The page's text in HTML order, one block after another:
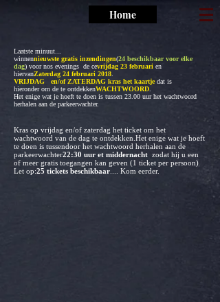
Home
Laatste minuut...
winnennieuwste gratis inzendingen(24 beschikbaar voor elke
dag) voor nos evenings de cevrijdag 23 februari en
hiervanZaterdag 24 februari 2018
VRIJDAG en/of ZATERDAG kras het kaartje dat is
hieronderom de te ontdekkenWACHTWOORD
Het enige wat je hoeft te doen is tussen 23.00 uur het wachtwoord
herhalen aan de parkeerwachter.
Kras op vrijdag en/of zaterdag het ticket om het
wachtwoord van de dag te ontdekken. Het enige wat je hoeft
te doen is tussendoor het wachtwoord herhalen aan de
parkeerwachter22:30 uur et middernacht zodat hij u een
of meer gratis toegangen kan geven (1 ticket per persoon)
Let op:25 tickets beschikbaar .... Kom eerder.